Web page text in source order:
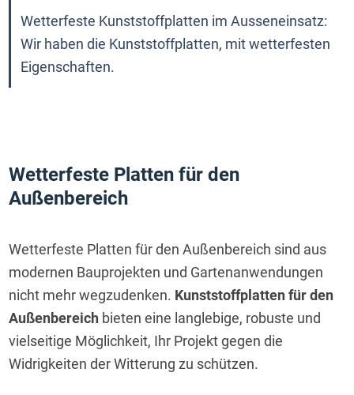
Wetterfeste Kunststoffplatten im Ausseneinsatz:
Wir haben die Kunststoffplatten, mit wetterfesten
Eigenschaften.
Wetterfeste Platten für den
Außenbereich
Wetterfeste Platten für den Außenbereich sind aus
modernen Bauprojekten und Gartenanwendungen
nicht mehr wegzudenken. Kunststoffplatten für den
Außenbereich bieten eine langlebige, robuste und
vielseitige Möglichkeit, Ihr Projekt gegen die
Widrigkeiten der Witterung zu schützen.